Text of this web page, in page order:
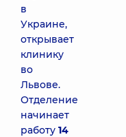
в
Украине,
открывает
клинику
во
Львове.
Отделение
начинает
работу 14